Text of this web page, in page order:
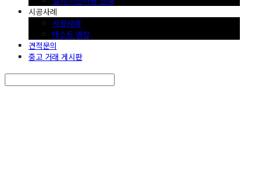
시공사례
시공사례
테스트 영상
견적문의
중고 거래 게시판